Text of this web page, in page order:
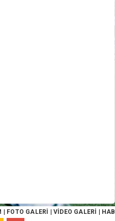
FOTO GALERİ VİDEO GALERİ